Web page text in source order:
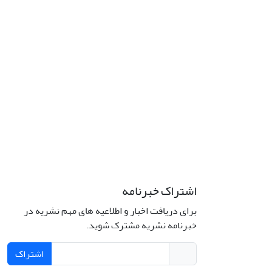
اشتراک خبرنامه
برای دریافت اخبار و اطلاعیه های مهم نشریه در
خبرنامه نشریه مشترک شوید.
اشتراک